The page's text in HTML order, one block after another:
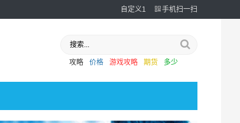
自定义1 手机扫一扫
攻略 价格 游戏攻略 期货 多少